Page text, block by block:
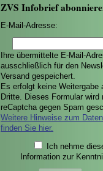
ZVS Infobrief
E-Mail-Adresse:
Ihre übermittelte E-Mail-
ausschließlich für den
Versand gespeichert.
Es erfolgt keine Weitergabe
Dritte. Dieses Formular wird
reCaptcha gegen Spam
Weitere Hinweise zum
finden Sie hier.
Ich nehme
Information zur